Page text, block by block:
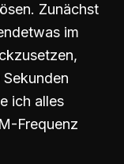
Zunächst
im
ich alles
Frequenz